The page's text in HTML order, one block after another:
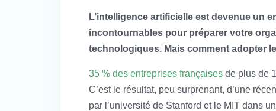
L’intelligence artificielle est devenue un
incontournables pour préparer votre
technologiques. Mais comment adopter
35 % des entreprises françaises de plus de
C’est le résultat, peu surprenant, d’une
par l’université de Stanford et le MIT dans